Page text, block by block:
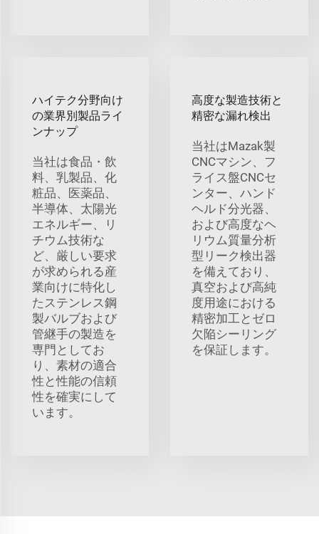
ハイテク分野向け
の業界別製品ライ
ンナップ
当社は食品・飲
料、乳製品、化
粧品、医薬品、
半導体、太陽光
エネルギー、リ
チウム技術な
ど、厳しい要求
が求められる産
業向けに特化し
たステンレス鋼
製バルブおよび
管継手の製造を
専門としてお
り、素材の適合
性と性能の信頼
性を確実にして
います。
高度な製造技術と
精密な漏れ検出
当社はMazak製
CNCマシン、フ
ライス盤CNCセ
ンター、ハンド
ヘルド分光器、
および高度なヘ
リウム質量分析
型リーク検出器
を備えており、
真空および高純
度用途における
精密加工とゼロ
欠陥シーリング
を保証します。